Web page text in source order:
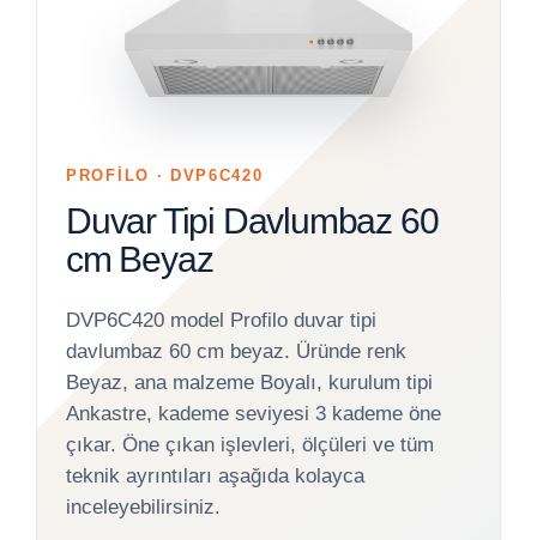
PROFİLO · DVP6C420
Duvar Tipi Davlumbaz 60
cm Beyaz
DVP6C420 model Profilo duvar tipi
davlumbaz 60 cm beyaz. Üründe renk
Beyaz, ana malzeme Boyalı, kurulum tipi
Ankastre, kademe seviyesi 3 kademe öne
çıkar. Öne çıkan işlevleri, ölçüleri ve tüm
teknik ayrıntıları aşağıda kolayca
inceleyebilirsiniz.